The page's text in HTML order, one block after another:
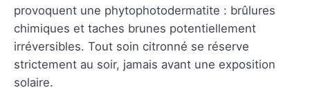
provoquent une phytophotodermatite : brûlures
chimiques et taches brunes potentiellement
irréversibles. Tout soin citronné se réserve
strictement au soir, jamais avant une exposition
solaire.